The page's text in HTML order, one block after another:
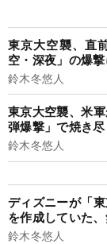
東京大空襲、直
空・深夜」の爆
鈴木冬悠人
東京大空襲、米
弾爆撃」で焼き
鈴木冬悠人
ディズニーが「
を作成していた
鈴木冬悠人